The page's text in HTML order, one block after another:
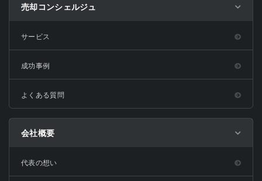
売却コンシェルジュ
サービス
成功事例
よくある質問
会社概要
代表の想い